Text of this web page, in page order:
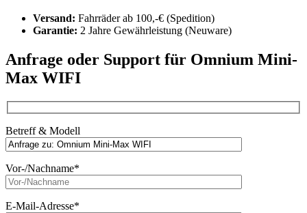
Versand: Fahrräder ab 100,-€ (Spedition)
Garantie: 2 Jahre Gewährleistung (Neuware)
Anfrage oder Support für Omnium Mini-
Max WIFI
Betreff & Modell
Vor-/Nachname*
E-Mail-Adresse*